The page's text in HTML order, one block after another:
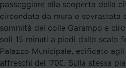
passeggiare alla scoperta della
circondata da mura e sovrastata
sommità del colle Garampo e
soli 15 minuti a piedi dallo scalo
Palazzo Municipale, edificato
affreschi del ‘700. Sulla stessa
Elenco dei partner